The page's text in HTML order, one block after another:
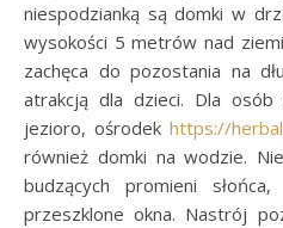
niespodzianką są domki w
wysokości 5 metrów nad
zachęca do pozostania na
atrakcją dla dzieci. Dla osób
jezioro, ośrodek https://
również domki na wodzie.
budzących promieni
przeszklone okna. Nastrój